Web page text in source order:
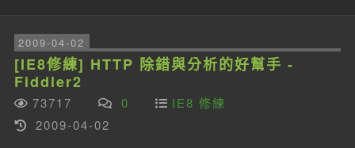
2009-04-02
[IE8修練] HTTP 除錯與分析的好幫手 -
Fiddler2
73717 0
IE8 修練
2009-04-02